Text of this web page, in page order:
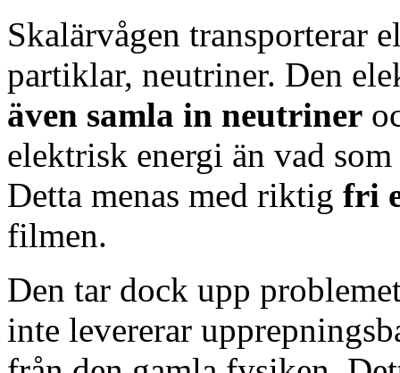
Skalärvågen transporterar
partiklar, neutriner. Den
även samla in neutriner
elektrisk energi än vad
Detta menas med riktig fri
filmen.
Den tar dock upp
inte levererar